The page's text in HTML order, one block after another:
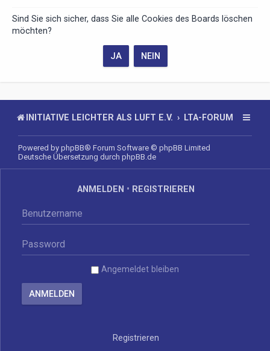
Sind Sie sich sicher, dass Sie alle Cookies des Boards löschen
möchten?
INITIATIVE LEICHTER ALS LUFT E.V. LTA-FORUM
Powered by phpBB® Forum Software © phpBB Limited
Deutsche Übersetzung durch phpBB.de
ANMELDEN • REGISTRIEREN
Angemeldet bleiben
Registrieren